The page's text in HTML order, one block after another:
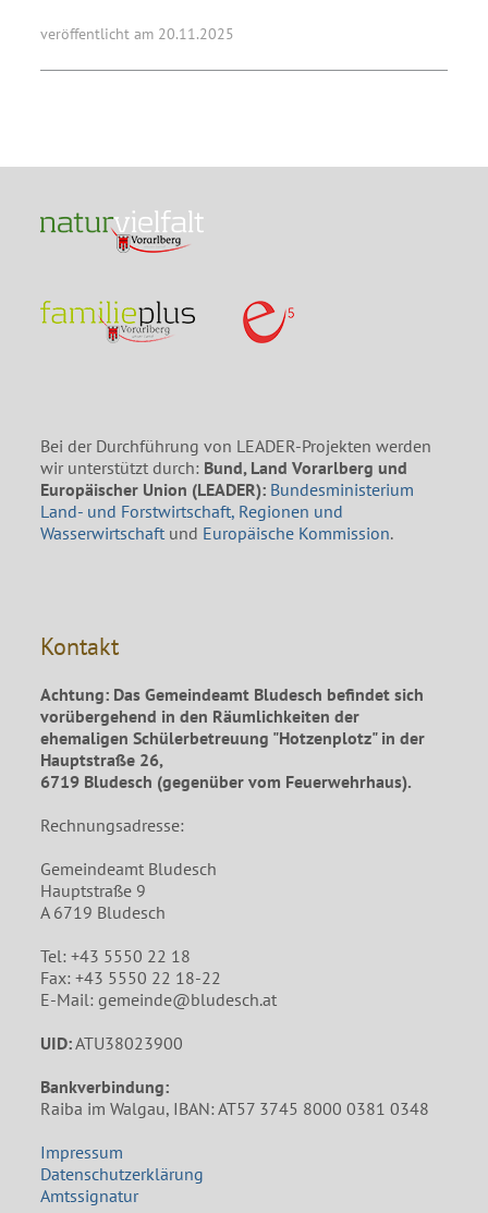
veröffentlicht am 20.11.2025
Bei der Durchführung von LEADER-Projekten werden
wir unterstützt durch: Bund, Land Vorarlberg und
Europäischer Union (LEADER): Bundesministerium
Land- und Forstwirtschaft, Regionen und
Wasserwirtschaft und Europäische Kommission.
Kontakt
Achtung: Das Gemeindeamt Bludesch befindet sich
vorübergehend in den Räumlichkeiten der
ehemaligen Schülerbetreuung "Hotzenplotz" in der
Hauptstraße 26,
6719 Bludesch (gegenüber vom Feuerwehrhaus).
Rechnungsadresse:
Gemeindeamt Bludesch
Hauptstraße 9
A 6719 Bludesch
Tel: +43 5550 22 18
Fax: +43 5550 22 18-22
E-Mail: gemeinde@bludesch.at
UID:ATU38023900
Bankverbindung:
Raiba im Walgau, IBAN: AT57 3745 8000 0381 0348
Impressum
Datenschutzerklärung
Amtssignatur